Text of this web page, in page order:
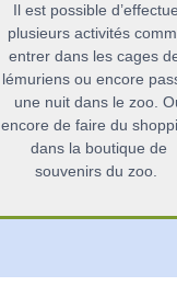
Il est possible
plusieurs activités
entrer dans les cages
lémuriens ou encore
une nuit dans le zoo.
encore de faire du
dans la boutique de
souvenirs du zoo.